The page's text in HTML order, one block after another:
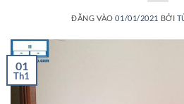
ĐĂNG VÀO01/01/2021 BỞI
01
Th1